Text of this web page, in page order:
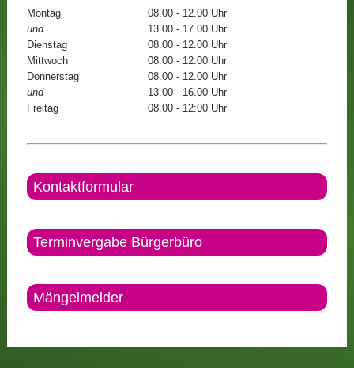
Montag
08.00 - 12.00 Uhr
und
13.00 - 17.00 Uhr
Dienstag
08.00 - 12.00 Uhr
Mittwoch
08.00 - 12.00 Uhr
Donnerstag
08.00 - 12.00 Uhr
und
13.00 - 16.00 Uhr
Freitag
08.00 - 12:00 Uhr
Kontaktformular
Terminvergabe Bürgerbüro
Mängelmelder